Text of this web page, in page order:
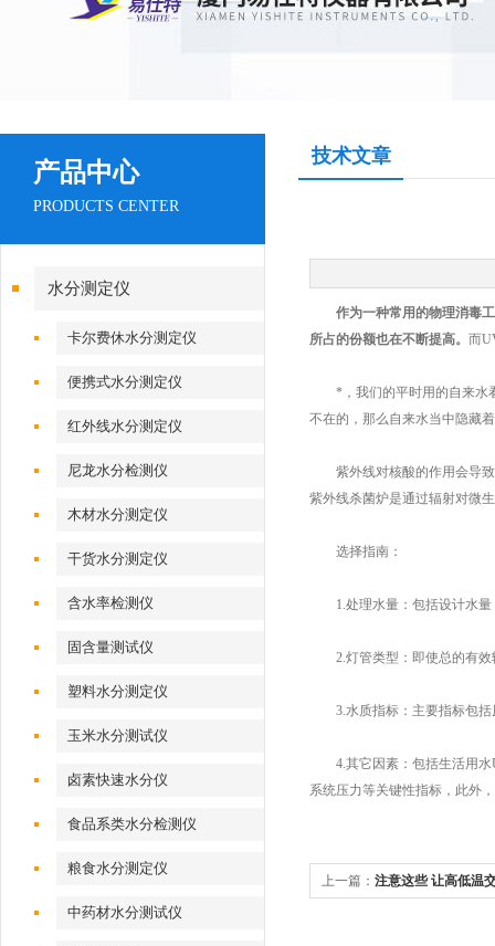
产品中心
PRODUCTS CENTER
水分测定仪
卡尔费休水分测定仪
便携式水分测定仪
红外线水分测定仪
尼龙水分检测仪
木材水分测定仪
干货水分测定仪
含水率检测仪
固含量测试仪
塑料水分测定仪
玉米水分测试仪
卤素快速水分仪
食品系类水分检测仪
粮食水分测定仪
中药材水分测试仪
技术文章
作为一种常用的物理消毒
所占的份额也在不断提高。 而
*，我们的平时用的自来水看
不在的，那么自来水当中隐藏
紫外线对核酸的作用会导致
紫外线杀菌炉是通过辐射对微
选择指南：
1.处理水量：包括设计水量
2.灯管类型：即使总的有效
3.水质指标：主要指标包括
4.其它因素：包括生活用水
系统压力等关键性指标，此外
上一篇： 注意这些 让高低温